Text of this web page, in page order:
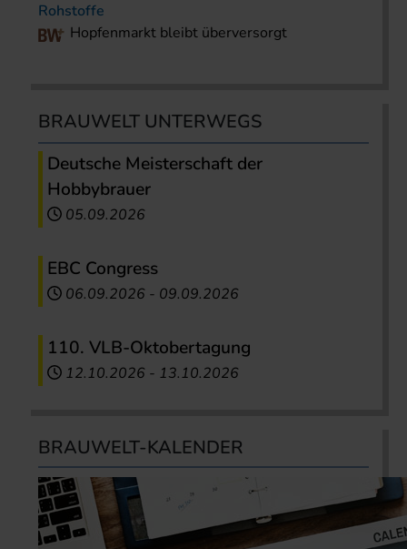
Rohstoffe
Hopfenmarkt bleibt überversorgt
BRAUWELT UNTERWEGS
Deutsche Meisterschaft der
Hobbybrauer
05.09.2026
EBC Congress
06.09.2026 - 09.09.2026
110. VLB-Oktobertagung
12.10.2026 - 13.10.2026
BRAUWELT-KALENDER